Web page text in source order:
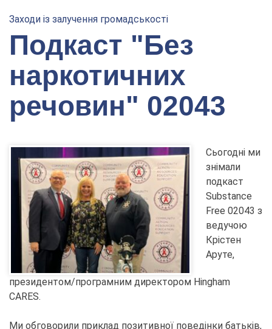
Заходи із залучення громадськості
Подкаст "Без
наркотичних
речовин" 02043
Сьогодні ми
знімали
подкаст
Substance
Free 02043 з
ведучою
Крістен
Аруте,
президентом/програмним директором Hingham
CARES.
Ми обговорили приклад позитивної поведінки батьків,